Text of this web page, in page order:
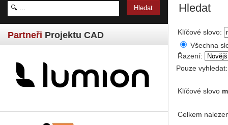
Partneři Projektu CAD
Hledat
Klíčové slovo:
Všechna
Řazení:
Pouze
Klíčové slovo
Celkem